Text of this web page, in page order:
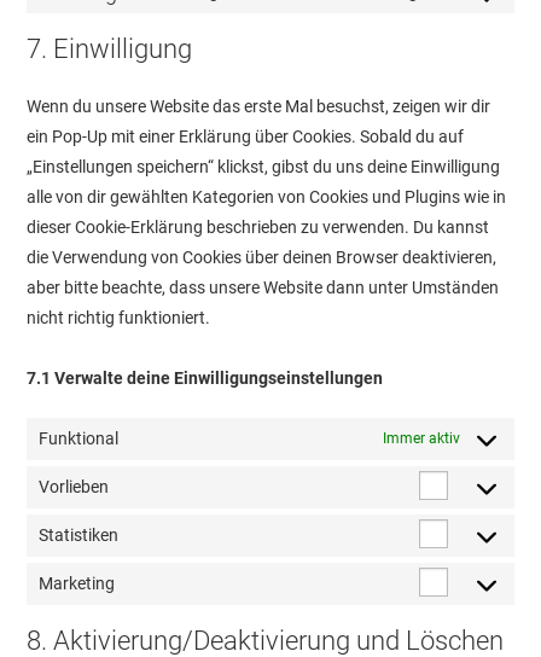
Consent
sonstiges
7. Einwilligung
Wenn du unsere Website das erste Mal besuchst, zeigen wir dir
ein Pop-Up mit einer Erklärung über Cookies. Sobald du auf
„Einstellungen speichern“ klickst, gibst du uns deine Einwilligung
alle von dir gewählten Kategorien von Cookies und Plugins wie in
dieser Cookie-Erklärung beschrieben zu verwenden. Du kannst
die Verwendung von Cookies über deinen Browser deaktivieren,
aber bitte beachte, dass unsere Website dann unter Umständen
nicht richtig funktioniert.
7.1 Verwalte deine Einwilligungseinstellungen
Funktional Immer aktiv
Vorlieben
Vorlieben
Statistiken
Statistiken
Marketing
Marketing
8. Aktivierung/Deaktivierung und Löschen